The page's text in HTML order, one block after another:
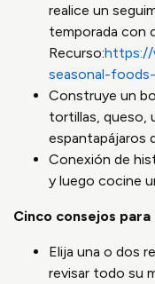
realice un
temporada con
Recurso:https://
seasonal-
Construye un
tortillas, queso,
espantapájaros
Conexión de
y luego cocine
Cinco consejos
Elija una o dos
revisar todo su